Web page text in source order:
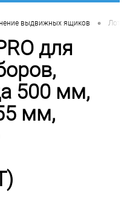
выдвижных ящиков •
для
500 мм,
мм,